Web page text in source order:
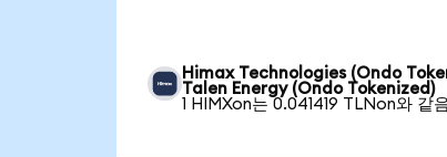
Himax Technologies (Ondo
Talen Energy (Ondo Tokenized)
1 HIMXon는 0.041419 TLNon와 같